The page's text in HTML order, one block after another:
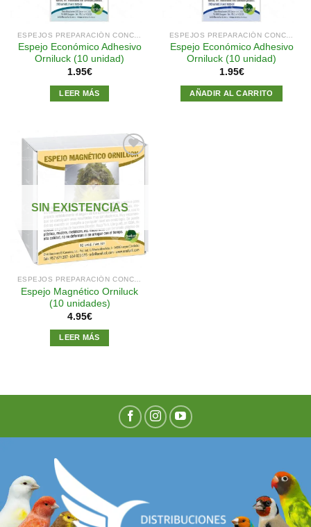
Espejo Económico Adhesivo
Orniluck (10 unidad)
1.95€
LEER MÁS
Espejo Económico Adhesivo
Orniluck (10 unidad)
1.95€
AÑADIR AL CARRITO
lista de
deseos
SIN EXISTENCIAS
ESPEJOS PREPARACIÓN CONCURSOS
Espejo Magnético Orniluck
(10 unidades)
4.95€
LEER MÁS